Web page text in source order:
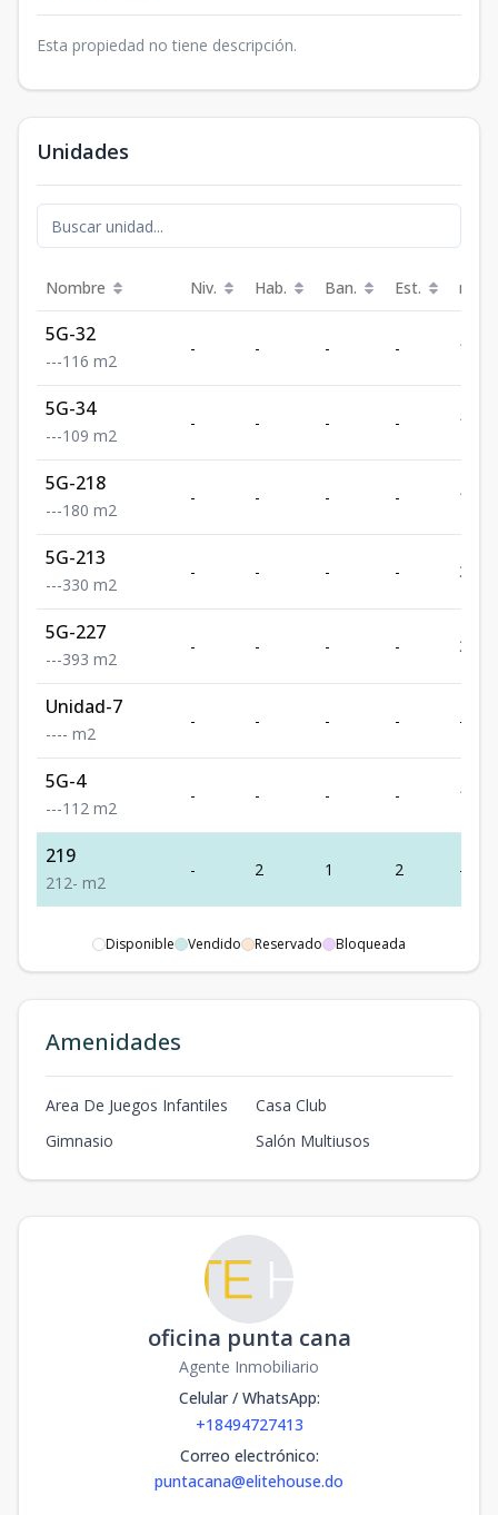
Esta propiedad no tiene descripción.
Unidades
Nombre Niv. Hab. Ban. Est. m²
5G-32
---116 m2
- - - - 116
5G-34
---109 m2
- - - - 109
5G-218
---180 m2
- - - - 180
5G-213
---330 m2
- - - - 330
5G-227
---393 m2
- - - - 393
Unidad-7
---- m2
- - - - -
5G-4
---112 m2
- - - - 112
219
21 2- m2
- 2 1 2 -
Disponible Vendido Reservado Bloqueada
Amenidades
Area De Juegos Infantiles
Casa Club
Gimnasio
Salón Multiusos
oficina punta cana
Agente Inmobiliario
Celular / WhatsApp:
+18494727413
Correo electrónico:
puntacana@elitehouse.do